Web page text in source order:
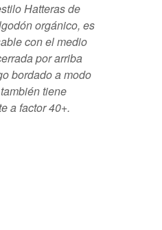
Hatteras de
orgánico, es
con el medio
por arriba
bordado a modo
tiene
a factor 40+.